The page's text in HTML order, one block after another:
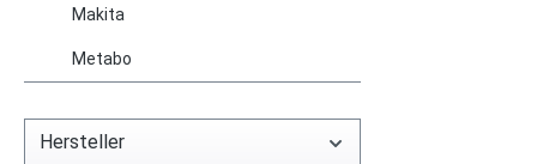
Makita
Metabo
Hersteller